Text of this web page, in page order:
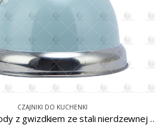
CZAJNIKI DO KUCHENKI
Czajnik do wody z